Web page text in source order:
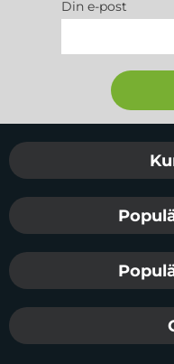
Din e-post
Sidfot